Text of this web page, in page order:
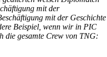
mit der
mit der Geschichte
Beispiel, wenn wir in PIC
die gesamte Crew von TNG: